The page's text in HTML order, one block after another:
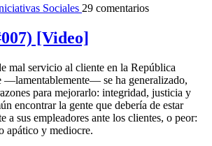
Sociales 29 comentarios
[Video]
mal servicio al cliente en la República
―lamentablemente― se ha generalizado,
para mejorarlo: integridad, justicia y
encontrar la gente que debería de estar
a sus empleadores ante los clientes, o peor:
apático y mediocre.